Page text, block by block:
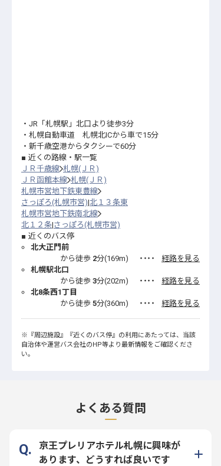
・JR「札幌駅」北口より徒歩3分
・札幌自動車道 札幌北ICから車で15分
・新千歳空港からタクシーで60分
近くの路線・駅一覧
ＪＲ千歳線 札幌(ＪＲ)
ＪＲ函館本線 札幌(ＪＲ)
札幌市営地下鉄東豊線
さっぽろ(札幌市営) 北１３条東
札幌市営地下鉄南北線
北１２条 さっぽろ(札幌市営)
近くのバス停
北大正門前
から徒歩 2分(169m) ・・・・
経路を見る
札幌駅北口
から徒歩 3分(202m) ・・・・
経路を見る
北8条西1丁目
から徒歩 5分(360m) ・・・・ 経路を見る
※ 『周辺施設』 『近くのバス停』 の利用にあたっては、当該
自治体や運営バス会社のHP等より最新情報をご確認くださ
い。
よくある質問
京王プレリアホテル札幌に興味が
あります、どうすれば良いです